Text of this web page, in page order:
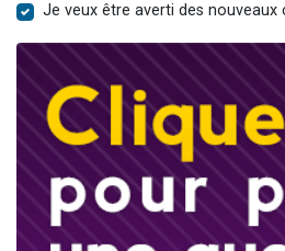
Je veux être averti des nouveaux